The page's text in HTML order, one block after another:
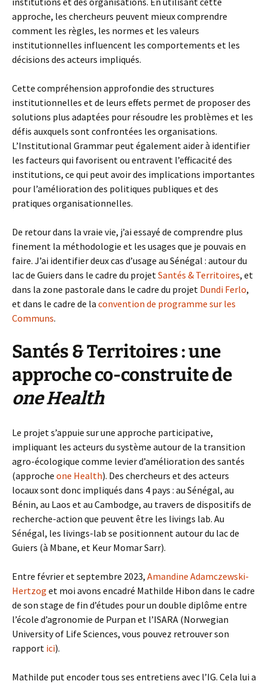
approche, les chercheurs peuvent mieux comprendre
comment les règles, les normes et les valeurs
institutionnelles influencent les comportements et les
décisions des acteurs impliqués.
Cette compréhension approfondie des structures
institutionnelles et de leurs effets permet de proposer des
solutions plus adaptées pour résoudre les problèmes et les
défis auxquels sont confrontées les organisations.
L’Institutional Grammar peut également aider à identifier
les facteurs qui favorisent ou entravent l’efficacité des
institutions, ce qui peut avoir des implications importantes
pour l’amélioration des politiques publiques et des
pratiques organisationnelles.
De retour dans la vraie vie, j’ai essayé de comprendre plus
finement la méthodologie et les usages que je pouvais en
faire. J’ai identifier deux cas d’usage au Sénégal : autour du
lac de Guiers dans le cadre du projetSantés & Territoires, et
dans la zone pastorale dans le cadre du projet Dundi Ferlo,
et dans le cadre de la convention de programme sur les
Communs.
Santés & Territoires : une
approche co-construite de
one Health
Le projet s’appuie sur une approche participative,
impliquant les acteurs du système autour de la transition
agro-écologique comme levier d’amélioration des santés
(approche one Health). Des chercheurs et des acteurs
locaux sont donc impliqués dans 4 pays : au Sénégal, au
Bénin, au Laos et au Cambodge, au travers de dispositifs de
recherche-action que peuvent être les livings lab. Au
Sénégal, les livings-lab se positionnent autour du lac de
Guiers (à Mbane, et Keur Momar Sarr).
Entre février et septembre 2023, Amandine Adamczewski-
Hertzog et moi avons encadré Mathilde Hibon dans le cadre
de son stage de fin d’études pour un double diplôme entre
l’école d’agronomie de Purpan et l’ISARA (Norwegian
University of Life Sciences, vous pouvez retrouver son
rapport ici).
Mathilde put encoder tous ses entretiens avec l’IG. Cela lui a